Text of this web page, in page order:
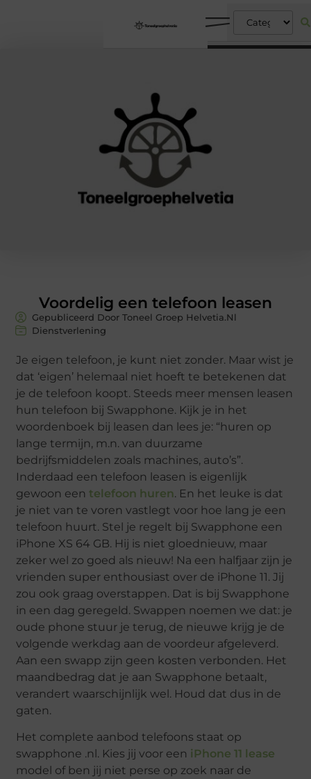
Voordelig een telefoon leasen
Gepubliceerd Door Toneel Groep Helvetia.nl
Dienstverlening
Je eigen telefoon, je kunt niet zonder. Maar wist je
dat ‘eigen’ helemaal niet hoeft te betekenen dat
je de telefoon koopt. Steeds meer mensen leasen
hun telefoon bij Swapphone. Kijk je in het
woordenboek bij leasen dan lees je: “huren op
lange termijn, m.n. van duurzame
bedrijfsmiddelen zoals machines, auto’s”.
Inderdaad een telefoon leasen is eigenlijk
gewoon eentelefoon huren. En het leuke is dat
je niet van te voren vastlegt voor hoe lang je een
telefoon huurt. Stel je regelt bij Swapphone een
iPhone XS 64 GB. Hij is niet gloednieuw, maar
zeker wel zo goed als nieuw! Na een halfjaar zijn je
vrienden super enthousiast over de iPhone 11. Jij
zou ook graag overstappen. Dat is bij Swapphone
in een dag geregeld. Swappen noemen we dat: je
oude phone stuur je terug, de nieuwe krijg je de
volgende werkdag aan de voordeur afgeleverd.
Aan een swapp zijn geen kosten verbonden. Het
maandbedrag dat je aan Swapphone betaalt,
verandert waarschijnlijk wel. Houd dat dus in de
gaten.
Het complete aanbod telefoons staat op
swapphone .nl. Kies jij voor een iPhone 11 lease
model of ben jij niet perse op zoek naar de